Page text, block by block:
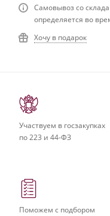
Самовывоз со
определяется во
Хочу в подарок
Участвуем в госзакупках
по 223 и 44-ФЗ
Поможем с подбором